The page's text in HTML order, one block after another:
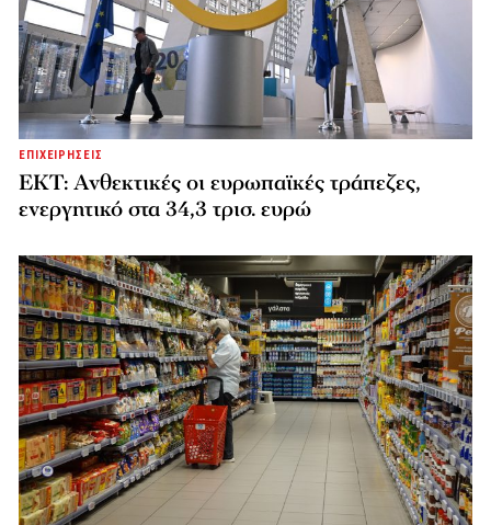
ΕΠΙΧΕΙΡΗΣΕΙΣ
ΕΚΤ: Ανθεκτικές οι ευρωπαϊκές τράπεζες,
ενεργητικό στα 34,3 τρισ. ευρώ